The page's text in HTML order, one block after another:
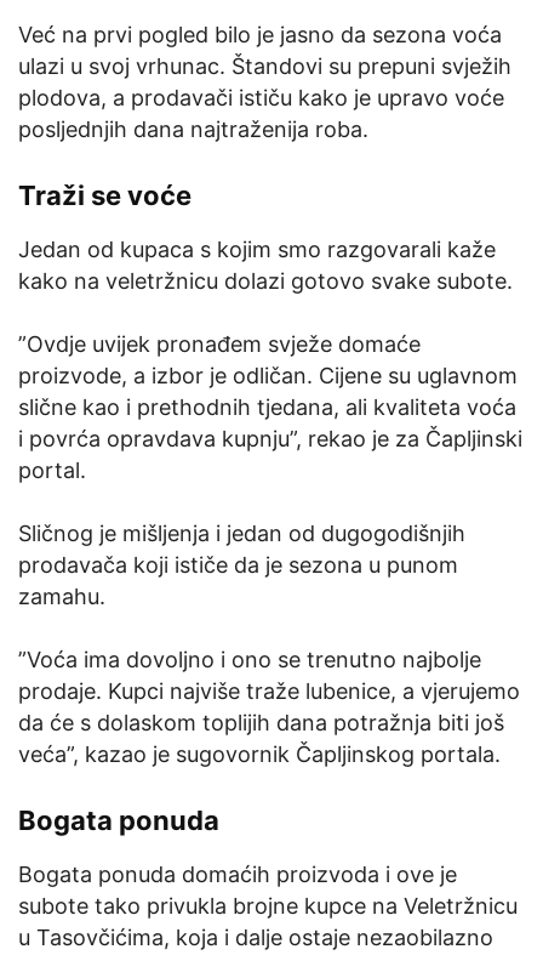
Već na prvi pogled bilo je jasno da sezona voća
ulazi u svoj vrhunac. Štandovi su prepuni svježih
plodova, a prodavači ističu kako je upravo voće
posljednjih dana najtraženija roba.
Traži se voće
Jedan od kupaca s kojim smo razgovarali kaže
kako na veletržnicu dolazi gotovo svake subote.
”Ovdje uvijek pronađem svježe domaće
proizvode, a izbor je odličan. Cijene su uglavnom
slične kao i prethodnih tjedana, ali kvaliteta voća
i povrća opravdava kupnju”, rekao je za Čapljinski
portal.
Sličnog je mišljenja i jedan od dugogodišnjih
prodavača koji ističe da je sezona u punom
zamahu.
”Voća ima dovoljno i ono se trenutno najbolje
prodaje. Kupci najviše traže lubenice, a vjerujemo
da će s dolaskom toplijih dana potražnja biti još
veća”, kazao je sugovornik Čapljinskog portala.
Bogata ponuda
Bogata ponuda domaćih proizvoda i ove je
subote tako privukla brojne kupce na Veletržnicu
u Tasovčićima, koja i dalje ostaje nezaobilazno